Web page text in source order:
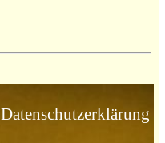
Datenschutzerklärung